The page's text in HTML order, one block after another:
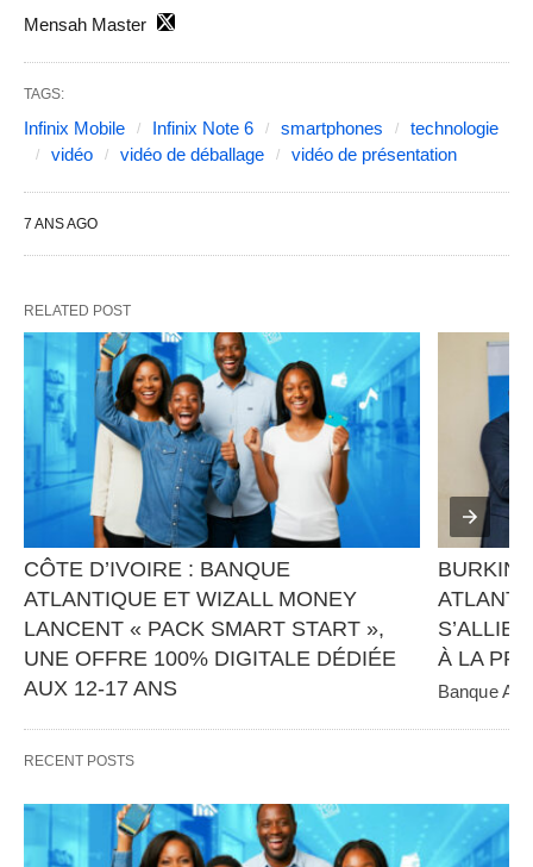
Mensah Master
TAGS:
Infinix Mobile Infinix Note 6 smartphones
technologie
vidéo
vidéo de déballage vidéo de présentation
7 ANS AGO
RELATED POST
CÔTE D’IVOIRE : BANQUE
ATLANTIQUE ET WIZALL MONEY
LANCENT « PACK SMART START »,
UNE OFFRE 100% DIGITALE DÉDIÉE
AUX 12-17 ANS
d’inclusion financière avec…
À LA
Banque
RECENT POSTS